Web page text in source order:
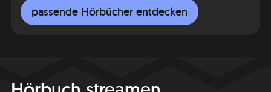
passende Hörbücher entdecken